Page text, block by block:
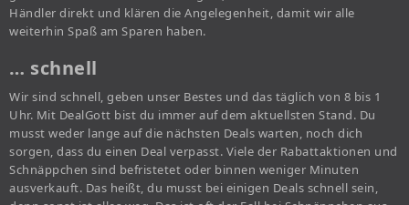
Händler direkt und klären die Angelegenheit, damit wir alle
weiterhin Spaß am Sparen haben.
… schnell
Wir sind schnell, geben unser Bestes und das täglich von 8 bis 1
Uhr. Mit DealGott bist du immer auf dem aktuellsten Stand. Du
musst weder lange auf die nächsten Deals warten, noch dich
sorgen, dass du einen Deal verpasst. Viele der Rabattaktionen und
Schnäppchen sind befristetet oder binnen weniger Minuten
ausverkauft. Das heißt, du musst bei einigen Deals schnell sein,